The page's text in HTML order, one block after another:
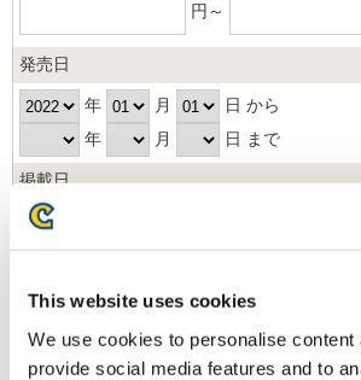
This website uses cookies
We use cookies to personalise content
provide social media features and to
円～
発売日
年 月
日 から
年
月 日 まで
掲載日